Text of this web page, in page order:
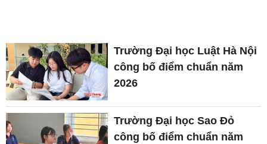
Trường Đại học Luật Hà Nội
công bố điểm chuẩn năm
2026
Trường Đại học Sao Đỏ
công bố điểm chuẩn năm